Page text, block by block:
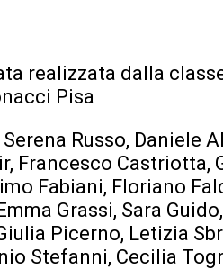
realizzata dalla
Pisa
Russo, Daniele
Francesco Castriotta,
Fabiani, Floriano
Grassi, Sara
Picerno, Letizia
Stefanni, Cecilia